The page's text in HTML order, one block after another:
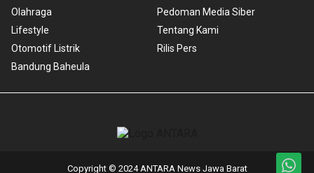
Olahraga
Lifestyle
Otomotif Listrik
Bandung Baheula
Pedoman Media Siber
Tentang Kami
Rilis Pers
Copyright © 2024 ANTARA News Jawa Barat